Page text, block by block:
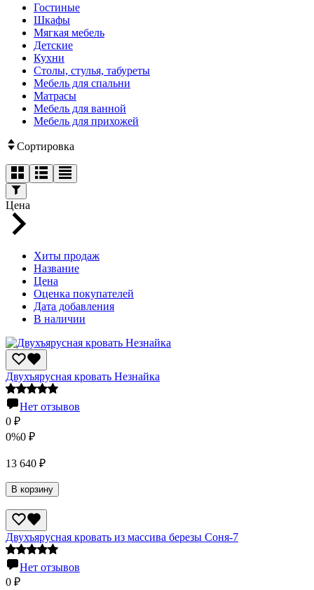
Гостиные
Шкафы
Мягкая мебель
Детские
Кухни
Столы, стулья, табуреты
Мебель для спальни
Матрасы
Мебель для ванной
Мебель для прихожей
Сортировка
Цена
Хиты продаж
Название
Цена
Оценка покупателей
Дата добавления
В наличии
Двухъярусная кровать Незнайка
Нет отзывов
0 ₽
0%0 ₽
13 640 ₽
В корзину
Двухъярусная кровать из массива березы Соня-7
Нет отзывов
0 ₽